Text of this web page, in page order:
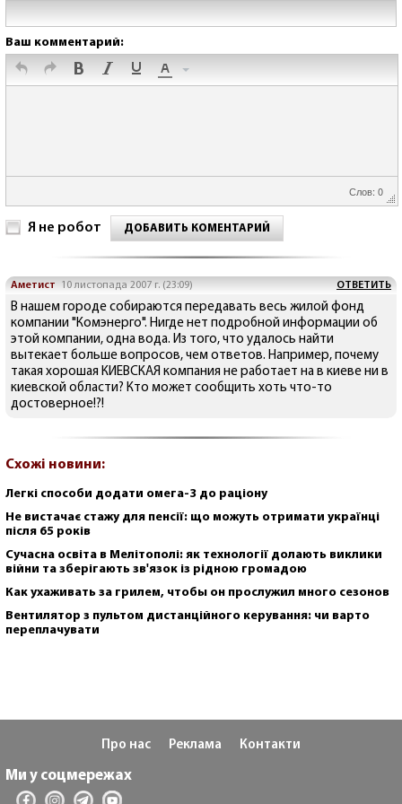
Ваш комментарий:
Слов: 0
Я не робот ДОБАВИТЬ КОМЕНТАРИЙ
Аметист 10 листопада 2007 г. (23:09) ОТВЕТИТЬ
В нашем городе собираются передавать весь жилой фонд
компании "Комэнерго". Нигде нет подробной информации об
этой компании, одна вода. Из того, что удалось найти
вытекает больше вопросов, чем ответов. Например, почему
такая хорошая КИЕВСКАЯ компания не работает на в киеве ни в
киевской области? Кто может сообщить хоть что-то
достоверное!?!
Схожі новини:
Легкі способи додати омега-3 до раціону
Не вистачає стажу для пенсії: що можуть отримати українці
після 65 років
Сучасна освіта в Мелітополі: як технології долають виклики
війни та зберігають зв'язок із рідною громадою
Как ухаживать за грилем, чтобы он прослужил много сезонов
Вентилятор з пультом дистанційного керування: чи варто
переплачувати
Про нас Реклама Контакти
Ми у соцмережах